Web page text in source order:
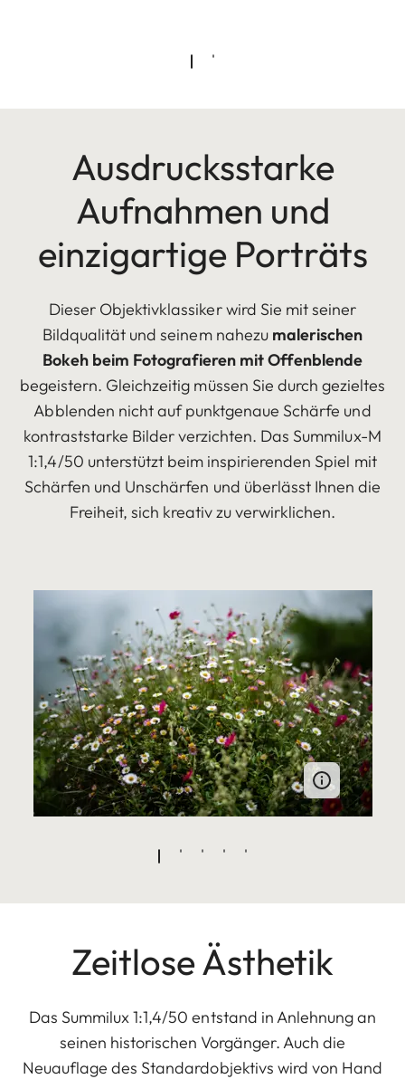
Ausdrucksstarke
Aufnahmen und
einzigartige Porträts
Dieser Objektivklassiker wird Sie mit seiner
Bildqualität und seinem nahezu malerischen
Bokeh beim Fotografieren mit Offenblende
begeistern. Gleichzeitig müssen Sie durch gezieltes
Abblenden nicht auf punktgenaue Schärfe und
kontraststarke Bilder verzichten. Das Summilux-M
1:1,4/50 unterstützt beim inspirierenden Spiel mit
Schärfen und Unschärfen und überlässt Ihnen die
Freiheit, sich kreativ zu verwirklichen.
Zeitlose Ästhetik
Das Summilux 1:1,4/50 entstand in Anlehnung an
seinen historischen Vorgänger. Auch die
Neuauflage des Standardobjektivs wird von Hand